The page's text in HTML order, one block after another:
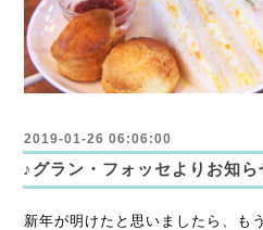
2019-01-26 06:06:00
♪グラン・フォッセよりお知
新年が明けたと思いましたら、も